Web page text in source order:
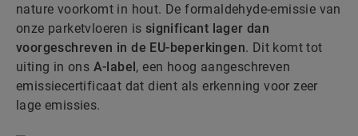
nature voorkomt in hout. De formaldehyde-emissie van
onze parketvloeren is significant lager dan
voorgeschreven in de EU-beperkingen. Dit komt tot
uiting in ons A-label, een hoog aangeschreven
emissiecertificaat dat dient als erkenning voor zeer
lage emissies.